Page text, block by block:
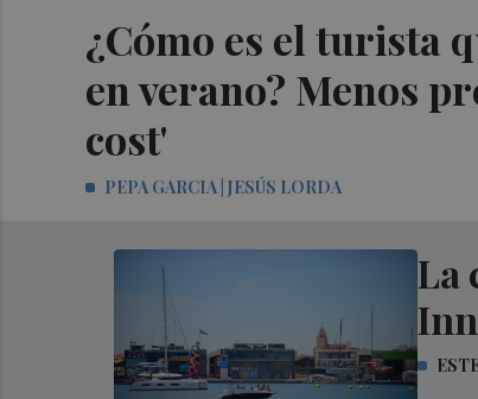
¿Cómo es el turista
en verano? Menos
cost'
PEPA GARCIA | JESÚS LORDA
La